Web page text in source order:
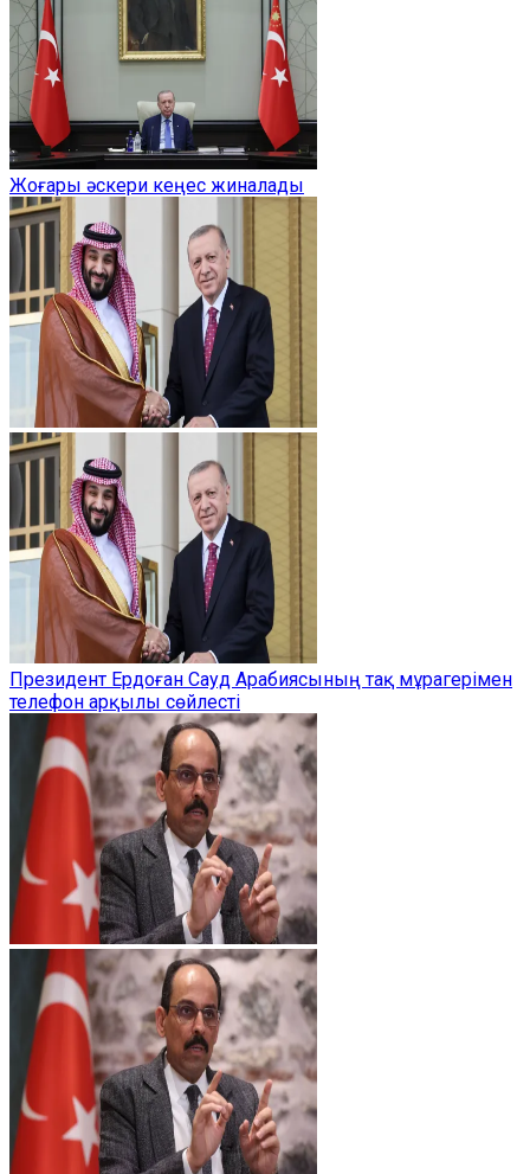
Жоғары әскери кеңес жиналады
Президент Ердоған Сауд Арабиясының тақ мұрагерімен
телефон арқылы сөйлесті